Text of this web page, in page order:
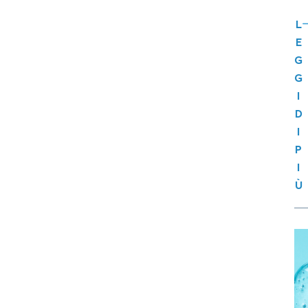
L
E
G
G
I
D
I
P
I
Ù